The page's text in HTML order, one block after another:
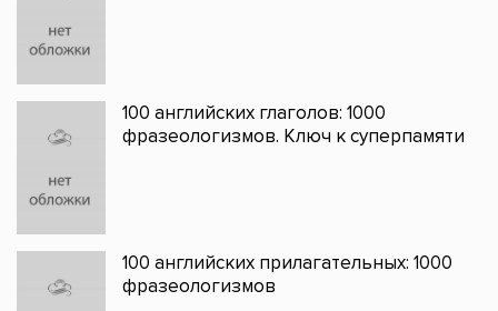
100 английских глаголов: 1000
фразеологизмов. Ключ к суперпамяти
100 английских прилагательных: 1000
фразеологизмов